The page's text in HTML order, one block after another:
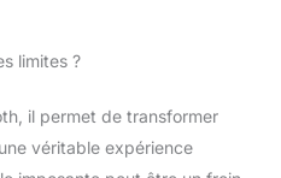
3 niveaux
Fermez les
yeux et écoutez votre
limites ?
il permet de transformer
véritable expérience